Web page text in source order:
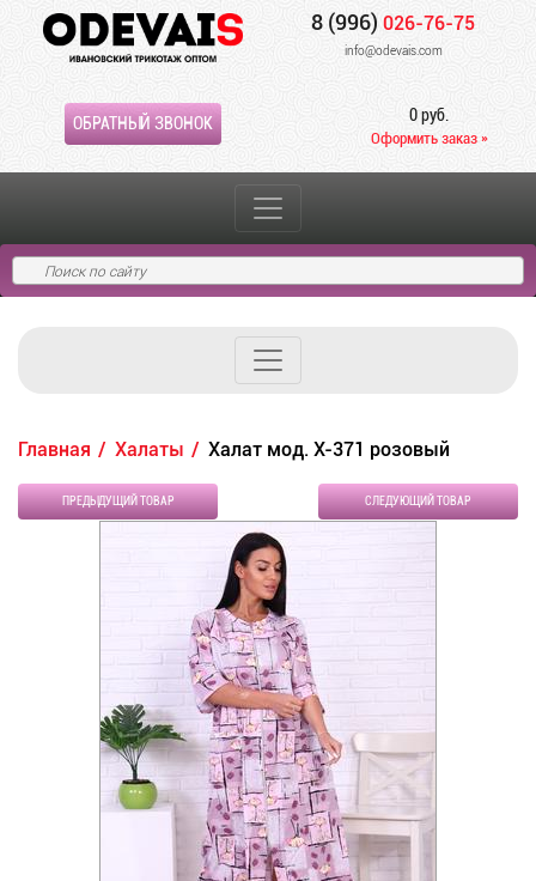
8 (996) 026-76-75
info@odevais.com
ОБРАТНЫЙ ЗВОНОК 0 руб.
Оформить заказ »
Главная Халаты Халат мод. Х-371 розовый
ПРЕДЫДУЩИЙ ТОВАР СЛЕДУЮЩИЙ ТОВАР